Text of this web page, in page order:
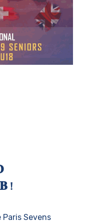
!
Paris Sevens